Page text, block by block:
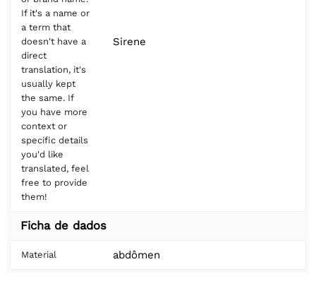
If it's a name or
a term that
doesn't have a
direct
translation, it's
usually kept
the same. If
you have more
context or
specific details
you'd like
translated, feel
free to provide
them!
Sirene
Ficha de dados
Material abdômen